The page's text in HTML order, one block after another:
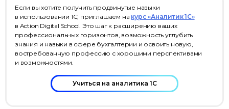
Если вы хотите получить продвинутые навыки
в использовании 1С, приглашаем на курс «Аналитик 1С»
в Action Digital School. Это шаг к расширению ваших
профессиональных горизонтов, возможность углубить
знания и навыки в сфере бухгалтерии и освоить новую,
востребованную профессию с хорошими перспективами
и возможностями.
Учиться на аналитика 1С